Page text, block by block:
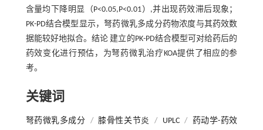
含量均下降明显（P<0.05,P<0.01）,并出现药效滞后现象；
PK-PD结合模型显示，弩药微乳多成分药物浓度与其药效数
据能较好地拟合。结论 建立的PK-PD结合模型可对给药后的
药效变化进行预估，为弩药微乳治疗KOA提供了相应的参
考。
关键词
弩药微乳多成分 / 膝骨性关节炎 / UPLC /
药动学-药效